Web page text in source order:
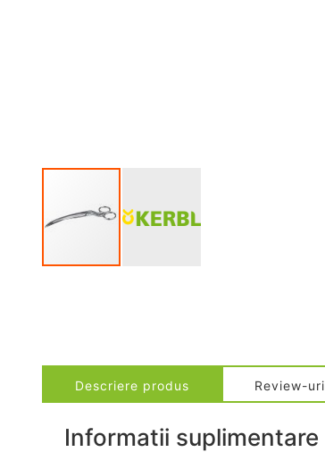
Descriere produs
Informatii suplimentare
Review-uri